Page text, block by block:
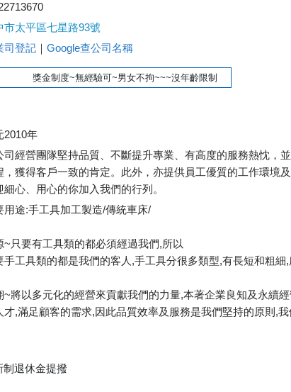
市太平區七星路93號
司登記 ｜ Google查公司名稱
獎金制度~無經驗可~男女不拘~~~沒年齡限制 主要用途:手工
2010年
司經營團隊堅持品質、不斷提升專業、有高度的服務熱忱，
，獲得客戶一致的肯定。此外，亦提供員工優質的工作環境
細心、用心的你加入我們的行列。
用途:手工具加工製造/傳統車床/
~只要有工具類的都必須經過我們,所以
手工具類的都是我們的客人,手工具分很多類型,有長短和粗細
~將以多元化的經營來貢獻我們的力量,本著企業良知及永續
才,滿足顧客的需求,因此品質效率及服務是我們堅持的原則,
退休金提撥